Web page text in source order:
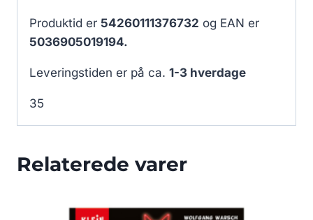
Produktid er 54260111376732 og EAN er
5036905019194.
Leveringstiden er på ca. 1-3 hverdage
35
Relaterede varer